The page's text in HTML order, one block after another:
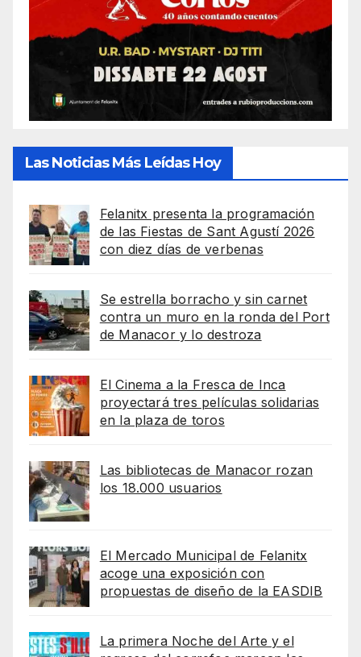
Las Noticias Más Leídas Hoy
Felanitx presenta la programación
de las Fiestas de Sant Agustí 2026
con diez días de verbenas
Se estrella borracho y sin carnet
contra un muro en la ronda del Port
de Manacor y lo destroza
El Cinema a la Fresca de Inca
proyectará tres películas solidarias
en la plaza de toros
Las bibliotecas de Manacor rozan
los 18.000 usuarios
El Mercado Municipal de Felanitx
acoge una exposición con
propuestas de diseño de la EASDIB
La primera Noche del Arte y el